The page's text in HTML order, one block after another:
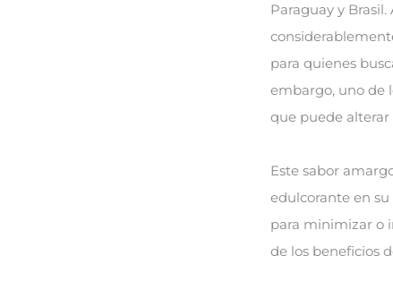
Paraguay y
para quienes
embargo, uno de
que puede alterar
Este sabor
edulcorante en
para minimizar o
de los beneficios